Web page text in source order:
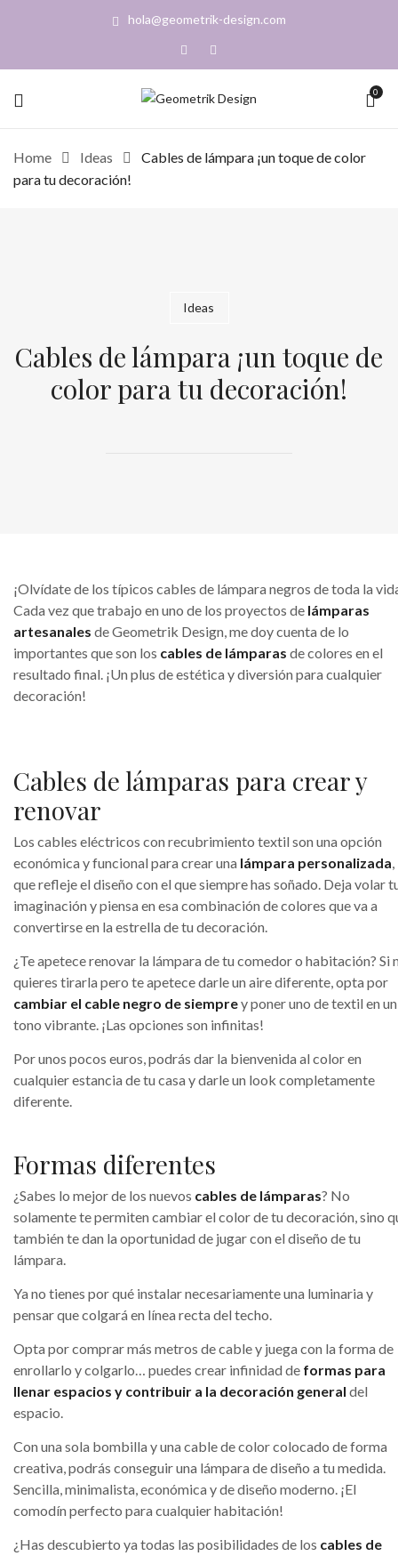
hola@geometrik-design.com
0
Home Ideas
Cables de lámpara ¡un toque de color
para tu decoración!
Ideas
Cables de lámpara ¡un toque de
color para tu decoración!
¡Olvídate de los típicos cables de lámpara negros de toda la
Cada vez que trabajo en uno de los proyectos de lámparas
artesanales de Geometrik Design, me doy cuenta de lo
importantes que son los cables de lámparas de colores en el
resultado final. ¡Un plus de estética y diversión para cualquier
decoración!
Cables de lámparas para crear y
renovar
Los cables eléctricos con recubrimiento textil son una opción
económica y funcional para crear una lámpara personalizada,
que refleje el diseño con el que siempre has soñado. Deja volar
imaginación y piensa en esa combinación de colores que va a
convertirse en la estrella de tu decoración.
¿Te apetece renovar la lámpara de tu comedor o habitación? Si
quieres tirarla pero te apetece darle un aire diferente, opta por
cambiar el cable negro de siemprey poner uno de textil en un
tono vibrante. ¡Las opciones son infinitas!
Por unos pocos euros, podrás dar la bienvenida al color en
cualquier estancia de tu casa y darle un look completamente
diferente.
Formas diferentes
¿Sabes lo mejor de los nuevos cables de lámparas? No
solamente te permiten cambiar el color de tu decoración, sino
también te dan la oportunidad de jugar con el diseño de tu
lámpara.
Ya no tienes por qué instalar necesariamente una luminaria y
pensar que colgará en línea recta del techo.
Opta por comprar más metros de cable y juega con la forma de
enrollarlo y colgarlo… puedes crear infinidad de formas para
llenar espacios y contribuir a la decoración general del
espacio.
Con una sola bombilla y una cable de color colocado de forma
creativa, podrás conseguir una lámpara de diseño a tu medida.
Sencilla, minimalista, económica y de diseño moderno. ¡El
comodín perfecto para cualquier habitación!
¿Has descubierto ya todas las posibilidades de los cables de